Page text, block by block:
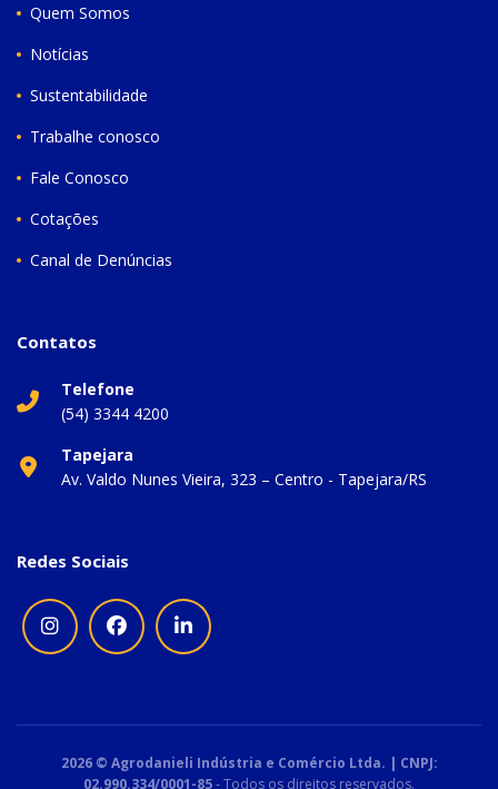
Quem Somos
Notícias
Sustentabilidade
Trabalhe conosco
Fale Conosco
Cotações
Canal de Denúncias
Contatos
Telefone
(54) 3344 4200
Tapejara
Av. Valdo Nunes Vieira, 323 – Centro - Tapejara/RS
Redes Sociais
2026 © Agrodanieli Indústria e Comércio Ltda. | CNPJ:
02.990.334/0001-85- Todos os direitos reservados.